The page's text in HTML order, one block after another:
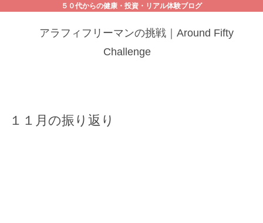
５０代からの健康・投資・リアル体験ブログ
アラフィフリーマンの挑戦｜Around Fifty
Challenge
１１月の振り返り